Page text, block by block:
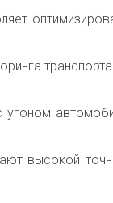
угоном
высокой